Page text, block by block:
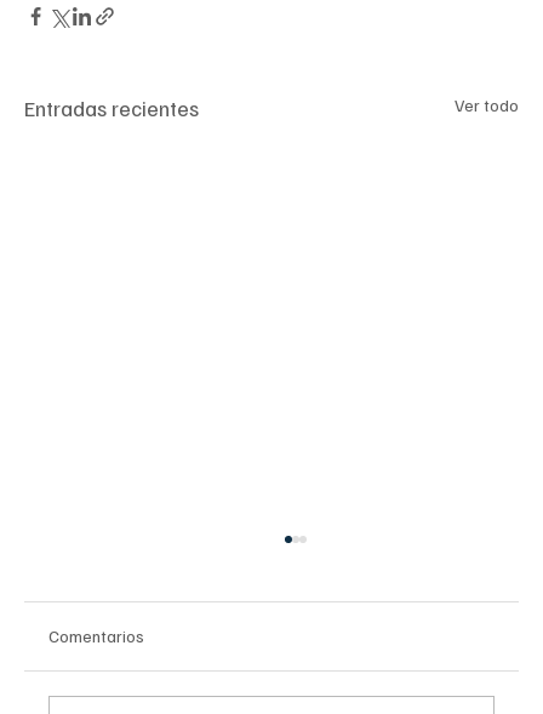
Entradas recientes Ver todo
Comentarios